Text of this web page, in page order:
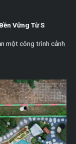
Vững Từ S
một công trình cảnh